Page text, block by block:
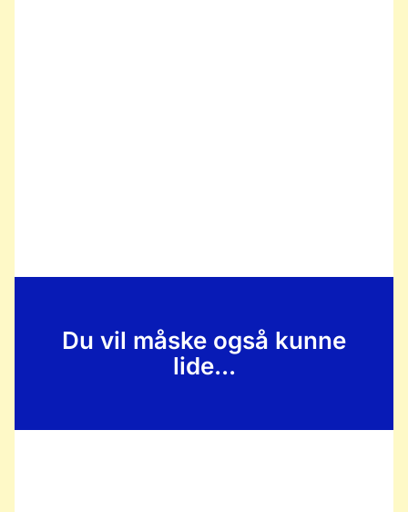
Du vil måske også kunne
lide...